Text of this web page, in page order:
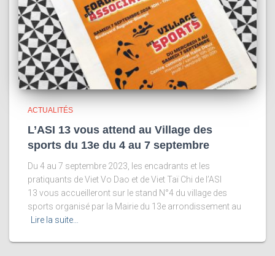
ACTUALITÉS
L’ASI 13 vous attend au Village des
sports du 13e du 4 au 7 septembre
Du 4 au 7 septembre 2023, les encadrants et les
pratiquants de Viet Vo Dao et de Viet Taï Chi de l’ASI
13 vous accueilleront sur le stand N°4 du village des
sports organisé par la Mairie du 13e arrondissement au
Lire la suite…